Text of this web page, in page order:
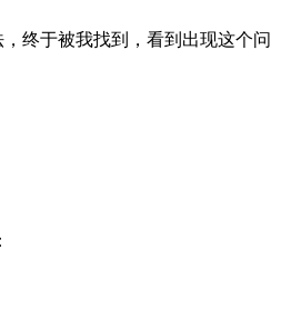
终于被我找到，看到出现这个问